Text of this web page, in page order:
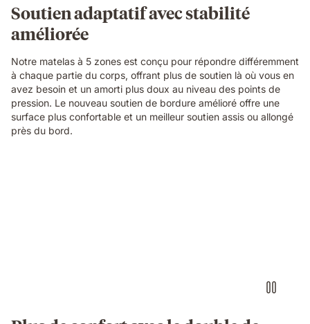
Original
mattress,
with
a
layers
view
showing
foam
and
spring
Soutien adaptatif avec stabilité
améliorée
Notre matelas à 5 zones est conçu pour répondre différemment
à chaque partie du corps, offrant plus de soutien là où vous en
avez besoin et un amorti plus doux au niveau des points de
pression. Le nouveau soutien de bordure amélioré offre une
surface plus confortable et un meilleur soutien assis ou allongé
près du bord.